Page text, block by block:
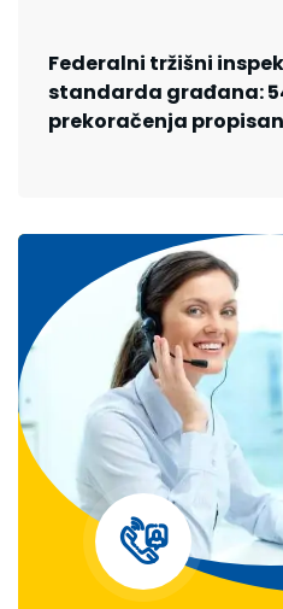
Federalni tržišni
standarda građana:
prekoračenja